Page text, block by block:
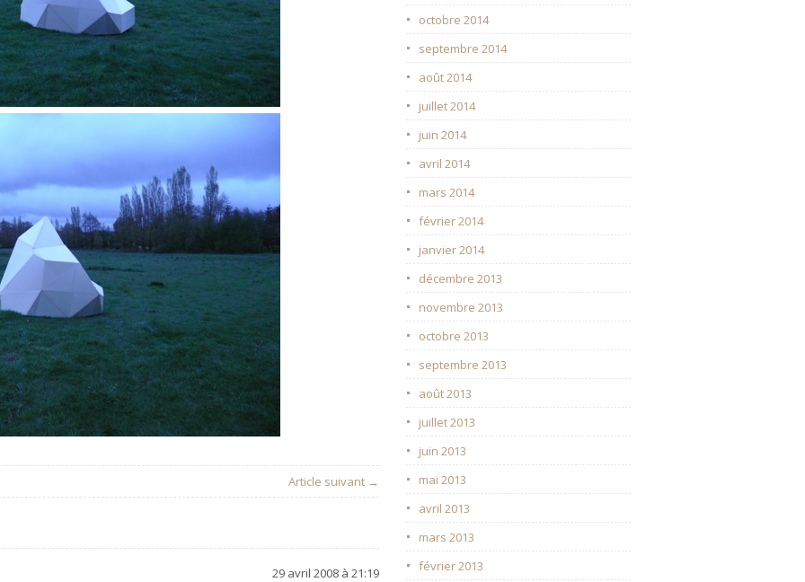
Article suivant →
29 avril 2008 à 21:19
octobre 2014
septembre 2014
août 2014
juillet 2014
juin 2014
avril 2014
mars 2014
février 2014
janvier 2014
décembre 2013
novembre 2013
octobre 2013
septembre 2013
août 2013
juillet 2013
juin 2013
mai 2013
avril 2013
mars 2013
février 2013